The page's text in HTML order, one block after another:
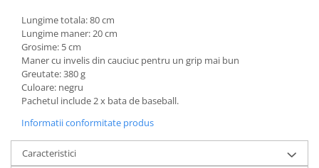
Lungime totala: 80 cm
Lungime maner: 20 cm
Grosime: 5 cm
Maner cu invelis din cauciuc pentru un grip mai bun
Greutate: 380 g
Culoare: negru
Pachetul include 2 x bata de baseball.
Informatii conformitate produs
Caracteristici